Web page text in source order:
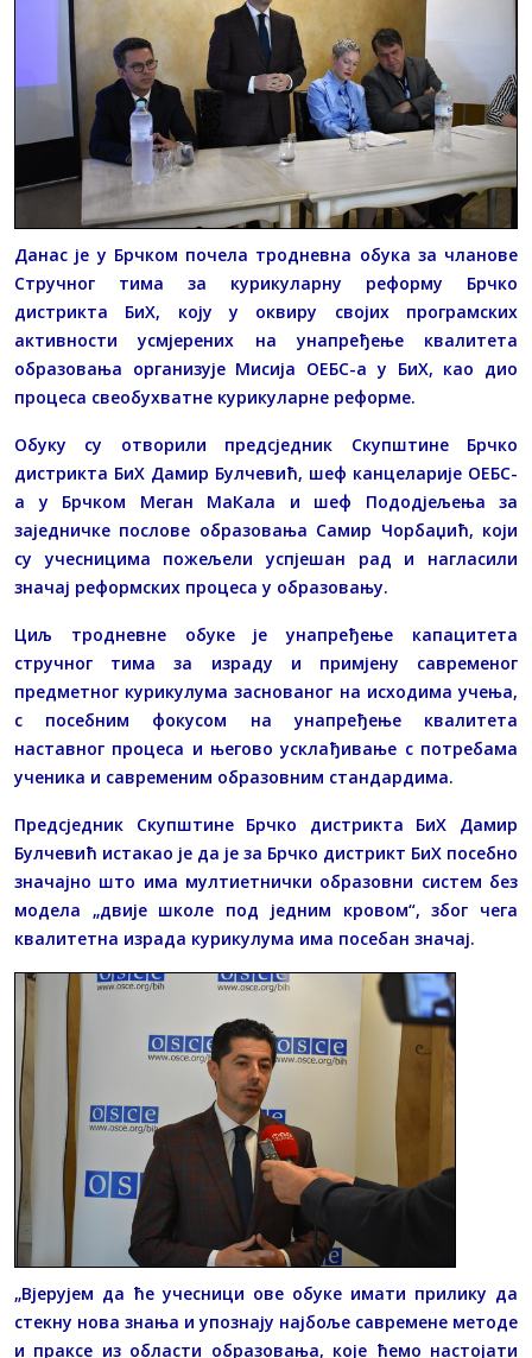
Данас је у Брчком почела тродневна обука за чланове
Стручног тима за курикуларну реформу Брчко
дистрикта БиХ, коју у оквиру својих програмских
активности усмјерених на унапређење квалитета
образовања организује Мисија ОЕБС-а у БиХ, као дио
процеса свеобухватне курикуларне реформе.
Обуку су отворили предсједник Скупштине Брчко
дистрикта БиХ Дамир Булчевић, шеф канцеларије ОЕБС-
а у Брчком Меган МаКала и шеф Пододјељења за
заједничке послове образовања Самир Чорбаџић, који
су учесницима пожељели успјешан рад и нагласили
значај реформских процеса у образовању.
Циљ тродневне обуке је унапређење капацитета
стручног тима за израду и примјену савременог
предметног курикулума заснованог на исходима учења,
с посебним фокусом на унапређење квалитета
наставног процеса и његово усклађивање с потребама
ученика и савременим образовним стандардима.
Предсједник Скупштине Брчко дистрикта БиХ Дамир
Булчевић истакао је да је за Брчко дистрикт БиХ посебно
значајно што има мултиетнички образовни систем без
модела „двије школе под једним кровом“, због чега
квалитетна израда курикулума има посебан значај.
„Вјерујем да ће учесници ове обуке имати прилику да
стекну нова знања и упознају најбоље савремене методе
и праксе из области образовања, које ћемо настојати